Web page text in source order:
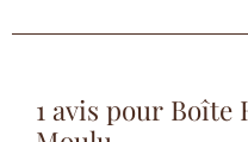
1 avis pour Boîte